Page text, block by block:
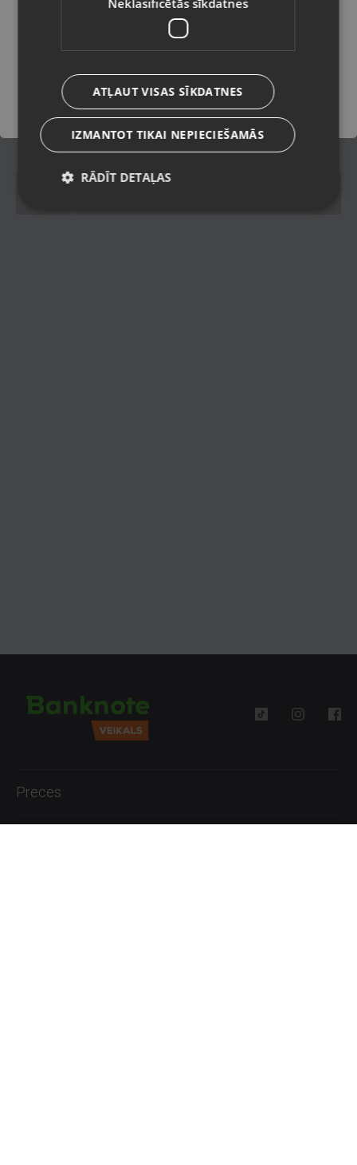
Jauns (Garantija 24 mēneši)
Piegādes veidi
Preces
Saglabāt
ATĻAUT VISAS SĪKDATNES
IZMANTOT TIKAI NEPIECIEŠAMĀS
RĀDĪT DETAĻAS